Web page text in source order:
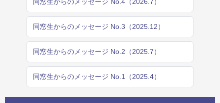
同窓生からのメッセージ No.3（2025.12）
同窓生からのメッセージ No.2（2025.7）
同窓生からのメッセージ No.1（2025.4）